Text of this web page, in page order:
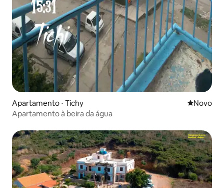
Apartamento ⋅ Tichy Novo
Novo
Apartamento à beira da água